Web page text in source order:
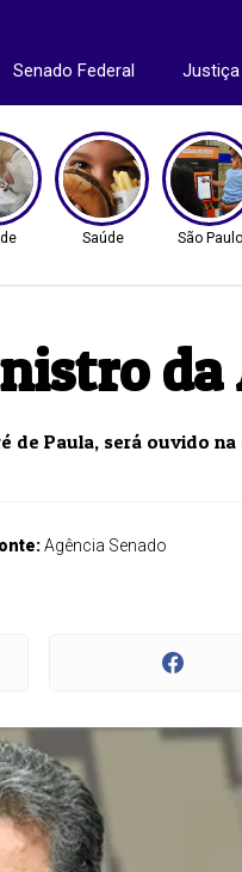
Senado Federal Justiça
Saúde São Paulo
de Paula, será ouvido
Agência Senado